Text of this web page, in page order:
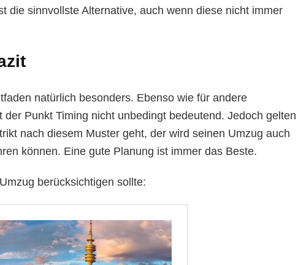
die sinnvollste Alternative, auch wenn diese nicht immer
natürlich besonders. Ebenso wie für andere
Punkt Timing nicht unbedingt bedeutend. Jedoch gelten
nach diesem Muster geht, der wird seinen Umzug auch
können. Eine gute Planung ist immer das Beste.
berücksichtigen sollte: